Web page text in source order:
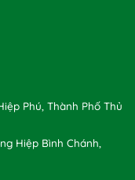
Phú, Thành Phố Thủ
Hiệp Bình Chánh,